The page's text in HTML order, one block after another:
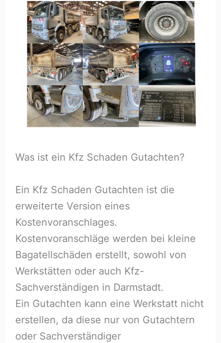
Was ist ein Kfz Schaden Gutachten?
Ein Kfz Schaden Gutachten ist die
erweiterte Version eines
Kostenvoranschlages.
Kostenvoranschläge werden bei kleine
Bagatellschäden erstellt, sowohl von
Werkstätten oder auch Kfz-
Sachverständigen in Darmstadt.
Ein Gutachten kann eine Werkstatt nicht
erstellen, da diese nur von Gutachtern
oder Sachverständiger